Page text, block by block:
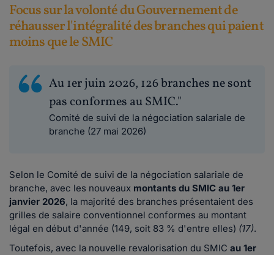
Focus sur la volonté du Gouvernement de
réhausser l'intégralité des branches qui paient
moins que le SMIC
Au 1er juin 2026, 126 branches ne sont
pas conformes au SMIC."
Comité de suivi de la négociation salariale de
branche (27 mai 2026)
Selon le Comité de suivi de la négociation salariale de
branche, avec les nouveaux montants du SMIC au 1er
janvier 2026, la majorité des branches présentaient des
grilles de salaire conventionnel conformes au montant
légal en début d'année (149, soit 83 % d'entre elles) (17).
Toutefois, avec la nouvelle revalorisation du SMIC au 1er